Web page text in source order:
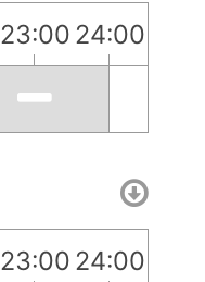
23:00 24:00
23:00 24:00